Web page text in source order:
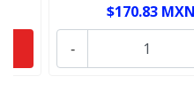
$170.83 MXN
-